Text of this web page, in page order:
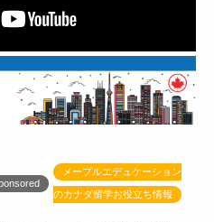
メープルエデュケーション
のカナダ留学お役立ち情報